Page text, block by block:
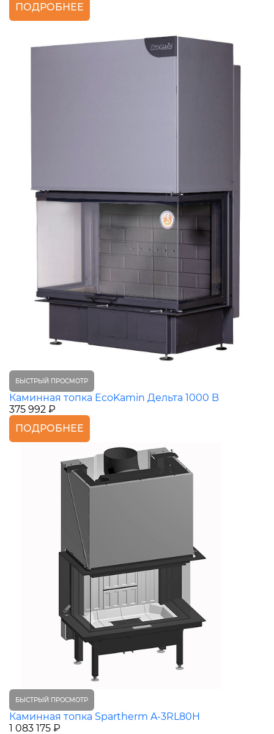
ПОДРОБНЕЕ
БЫСТРЫЙ ПРОСМОТР
Каминная топка EcoKamin Дельта 1000 B
375 992 ₽
ПОДРОБНЕЕ
БЫСТРЫЙ ПРОСМОТР
Каминная топка Spartherm A-3RL80H
1 083 175 ₽